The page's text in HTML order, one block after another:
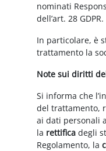
nominati
dell’art. 28 GDPR.
In particolare, è
trattamento la
Note sui diritti
Si informa che
del trattamento,
ai dati personali
la rettificadegli
Regolamento, la